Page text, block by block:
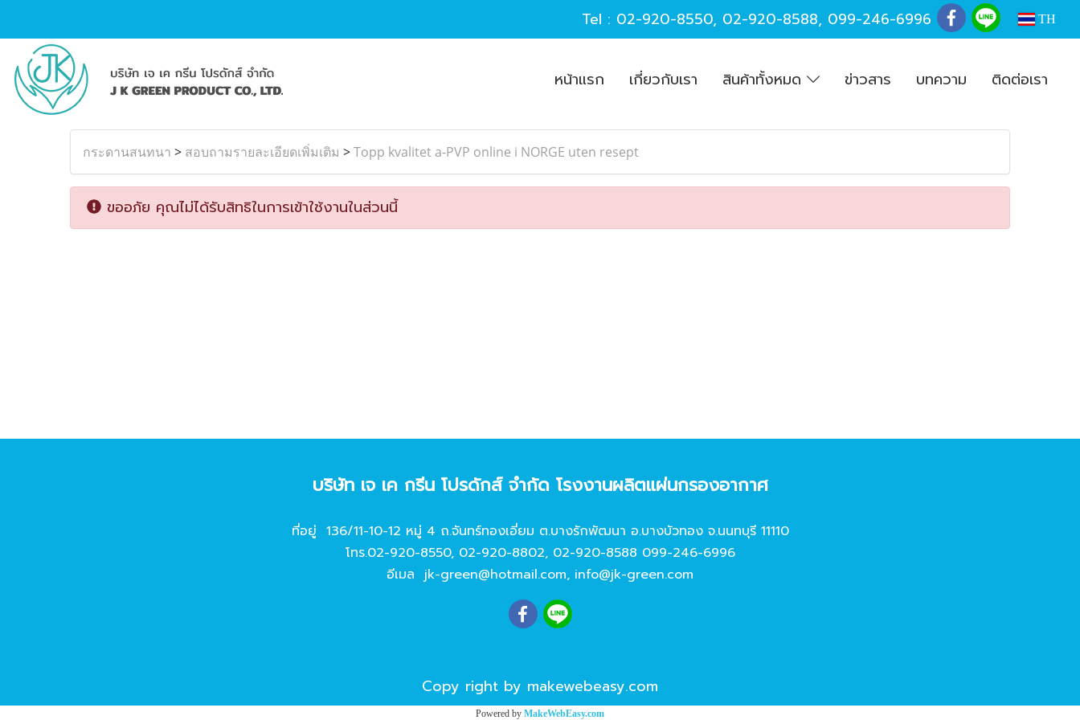
Tel : 02-920-8550, 02-920-8588, 099-246-6996 TH
หน้าแรก เกี่ยวกับเรา สินค้าทั้งหมด ข่าวสาร บทความ ติดต่อเรา
กระดานสนทนา > สอบถามรายละเอียดเพิ่มเติม >Topp kvalitet a-PVP online i NORGE uten resept
ขออภัย คุณไม่ได้รับสิทธิในการเข้าใช้งานในส่วนนี้
บริษัท เจ เค กรีน โปรดักส์ จํากัด โรงงานผลิตแผ่นกรองอากาศ
ที่อยู่ 136/11-10-12 หมู่ 4 ถ.จันทร์ทองเอี่ยม ต.บางรักพัฒนา อ.บางบัวทอง จ.นนทบุรี 11110
โทร.02-920-8550, 02-920-8802, 02-920-8588 099-246-6996
อีเมล jk-green@hotmail.com, info@jk-green.com
Copy right by makewebeasy.com
Powered by MakeWebEasy.com